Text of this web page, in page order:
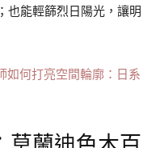
也能輕篩烈日陽光，讓明
如何打亮空間輪廓：日系